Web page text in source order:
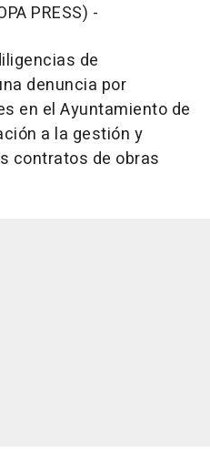
PRESS) -
de
denuncia por
en el Ayuntamiento de
a la gestión y
contratos de obras